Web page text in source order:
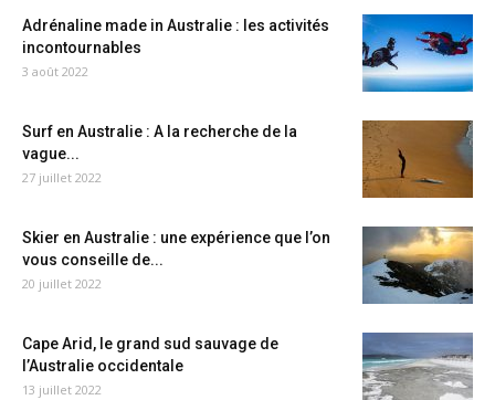
Adrénaline made in Australie : les activités
incontournables
3 août 2022
Surf en Australie : A la recherche de la
vague...
27 juillet 2022
Skier en Australie : une expérience que l’on
vous conseille de...
20 juillet 2022
Cape Arid, le grand sud sauvage de
l’Australie occidentale
13 juillet 2022